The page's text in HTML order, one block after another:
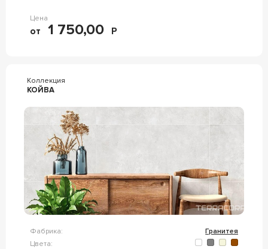
Цена
от 1 750,00 Р
Коллекция
КОЙВА
Фабрика:
Гранитея
Цвета: